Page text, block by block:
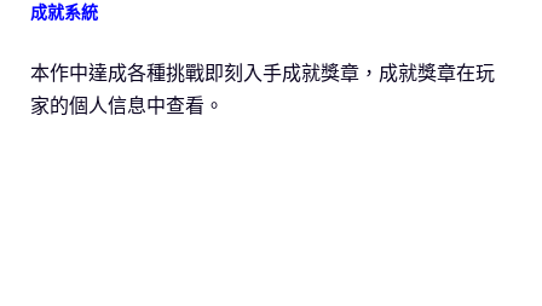
成就系統
本作中達成各種挑戰即刻入手成就獎章，成就獎章在玩
家的個人信息中查看。